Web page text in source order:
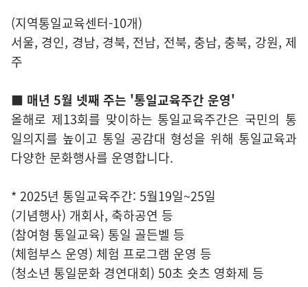
(지역통일교육센터-10개)
서울, 경인, 경남, 경북, 전남, 전북, 충남, 충북, 강원, 제
주
■ 매년 5월 넷째 주는 '통일교육주간 운영'
올해로 제13회를 맞이하는 통일교육주간은 국민의 통
일의지를 높이고 통일 공감대 형성을 위해 통일교육과
다양한 문화행사를 운영합니다.
* 2025년 통일교육주간: 5월19일~25일
(기념행사) 개회사, 축하공연 등
(참여형 통일교육) 통일 골든벨 등
(체험부스 운영) 체험 프로그램 운영 등
(청소년 통일문화 경연대회) 50초 숏츠 영화제 등